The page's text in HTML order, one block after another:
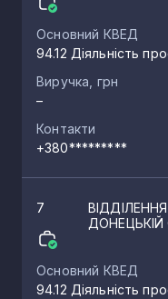
Основний КВЕД
94.12 Діяльність
Виручка, грн
–
Контакти
+380*********
7
ДОНЕЦЬКІЙ
Основний КВЕД
94.12 Діяльність